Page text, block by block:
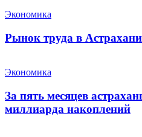
Экономика
Рынок труда в
Экономика
За пять месяцев
миллиарда накоплений